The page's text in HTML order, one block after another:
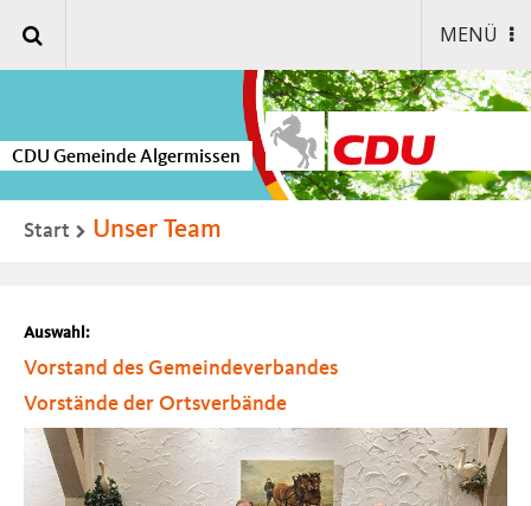
MENÜ
CDU Gemeinde Algermissen
Start Unser Team
Auswahl:
Vorstand des Gemeindeverbandes
Vorstände der Ortsverbände